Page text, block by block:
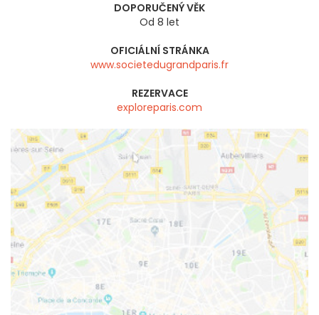
DOPORUČENÝ VĚK
Od 8 let
OFICIÁLNÍ STRÁNKA
www.societedugrandparis.fr
REZERVACE
exploreparis.com